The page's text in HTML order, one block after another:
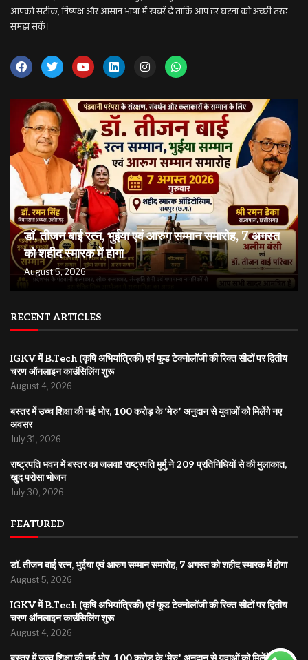
आपको सटीक, निष्पक्ष और आसान भाषा में खबरें दें ताकि आप हर घटना को अच्छी तरह
समझ सकें।
डॉ. तीजन बाई रत्न, भुईया एवं आरुग सम्मान समारोह, 7 अगस्त
को शहीद स्मारक में होगा
August 5, 2026
RECENT ARTICLES
IGKV में B.Tech (कृषि अभियांत्रिकी) एवं फूड टेक्नोलॉजी की रिक्त सीटों पर द्वितीय
चरण ऑनलाइन काउंसिलिंग शुरू
August 4, 2026
बस्तर में उच्च शिक्षा की नई भोर, 100 करोड़ के ‘मेरु’ अनुदान से युवाओं को मिलेंगे नए
अवसर
July 31, 2026
राष्ट्रपति भवन में बस्तर का जलवा! राष्ट्रपति मुर्मु ने 209 प्रतिनिधियों से की मुलाकात,
खुद परोसा भोजन
July 30, 2026
FEATURED
डॉ. तीजन बाई रत्न, भुईया एवं आरुग सम्मान समारोह, 7 अगस्त को शहीद स्मारक में होगा
August 5, 2026
IGKV में B.Tech (कृषि अभियांत्रिकी) एवं फूड टेक्नोलॉजी की रिक्त सीटों पर द्वितीय
चरण ऑनलाइन काउंसिलिंग शुरू
August 4, 2026